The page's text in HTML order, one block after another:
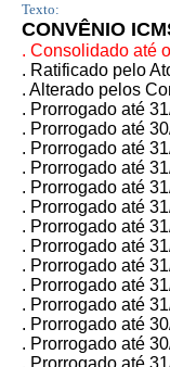
Texto:
CONVÊNIO
. Consolidado até
. Ratificado pelo
. Alterado pelos
. Prorrogado até
. Prorrogado até
. Prorrogado até
. Prorrogado até
. Prorrogado até
. Prorrogado até
. Prorrogado até
. Prorrogado até
. Prorrogado até
. Prorrogado até
. Prorrogado até
. Prorrogado até
. Prorrogado até
. Prorrogado até